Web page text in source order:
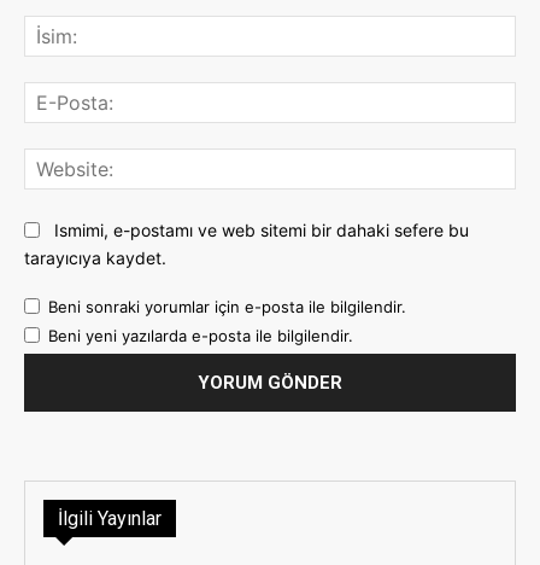
Ismimi, e-postamı ve web sitemi bir dahaki sefere bu
tarayıcıya kaydet.
Beni sonraki yorumlar için e-posta ile bilgilendir.
Beni yeni yazılarda e-posta ile bilgilendir.
İlgili Yayınlar